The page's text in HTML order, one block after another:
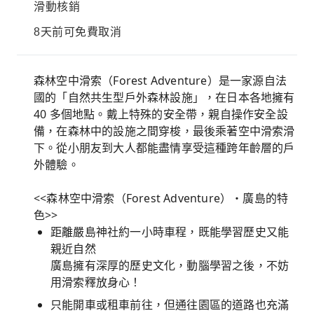
滑動核銷
8天前可免費取消
森林空中滑索（Forest Adventure）是一家源自法
國的「自然共生型戶外森林設施」，在日本各地擁有
40 多個地點。戴上特殊的安全帶，親自操作安全設
備，在森林中的設施之間穿梭，最後乘著空中滑索滑
下。從小朋友到大人都能盡情享受這種跨年齡層的戶
外體驗。
<<森林空中滑索（Forest Adventure）・廣島的特
色>>
距離嚴島神社約一小時車程，既能學習歷史又能
親近自然
廣島擁有深厚的歷史文化，動腦學習之後，不妨
用滑索釋放身心！
只能開車或租車前往，但通往園區的道路也充滿